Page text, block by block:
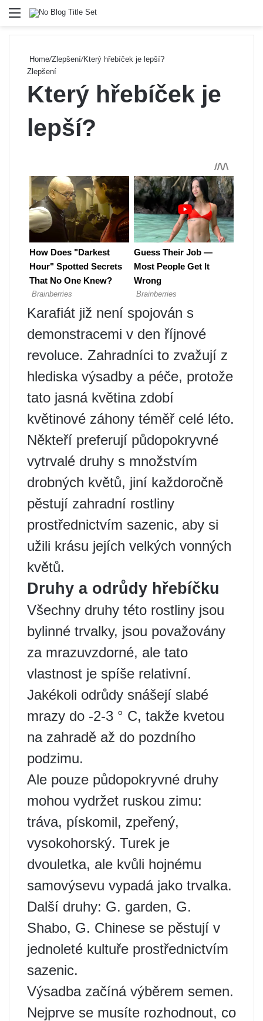
Menu
Home/Zlepšení/Který hřebíček je lepší?
Zlepšení
Který hřebíček je
lepší?
Karafiát již není spojován s
demonstracemi v den říjnové
revoluce. Zahradníci to zvažují z
hlediska výsadby a péče, protože
tato jasná květina zdobí
květinové záhony téměř celé léto.
Někteří preferují půdopokryvné
vytrvalé druhy s množstvím
drobných květů, jiní každoročně
pěstují zahradní rostliny
prostřednictvím sazenic, aby si
užili krásu jejích velkých vonných
květů.
Druhy a odrůdy hřebíčku
Všechny druhy této rostliny jsou
bylinné trvalky, jsou považovány
za mrazuvzdorné, ale tato
vlastnost je spíše relativní.
Jakékoli odrůdy snášejí slabé
mrazy do -2-3 ° C, takže kvetou
na zahradě až do pozdního
podzimu.
Ale pouze půdopokryvné druhy
mohou vydržet ruskou zimu:
tráva, pískomil, zpeřený,
vysokohorský. Turek je
dvouletka, ale kvůli hojnému
samovýsevu vypadá jako trvalka.
Další druhy: G. garden, G.
Shabo, G. Chinese se pěstují v
jednoleté kultuře prostřednictvím
sazenic.
Výsadba začíná výběrem semen.
Nejprve se musíte rozhodnout, co